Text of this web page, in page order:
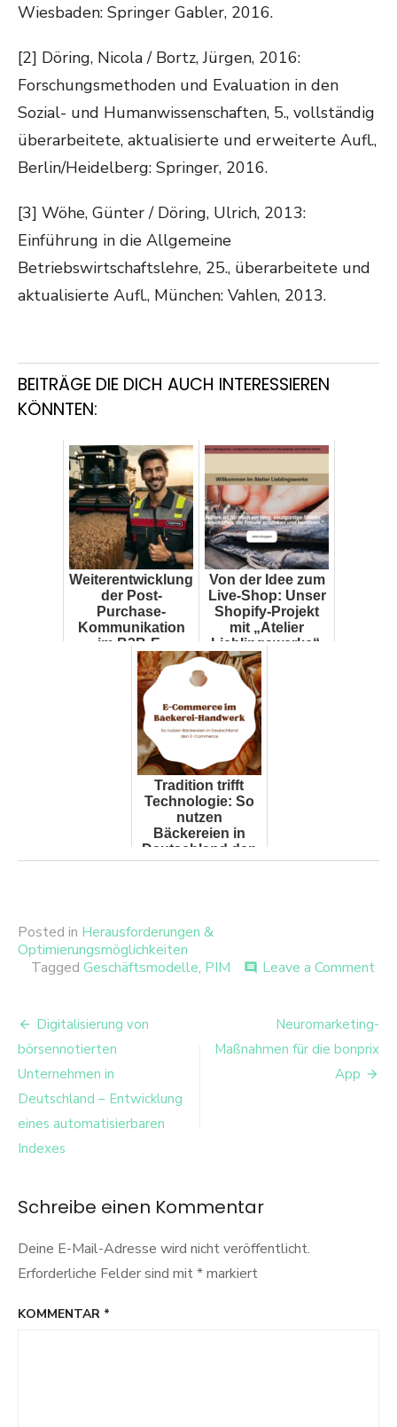
Wiesbaden: Springer Gabler, 2016.
[2] Döring, Nicola / Bortz, Jürgen, 2016:
Forschungsmethoden und Evaluation in den
Sozial- und Humanwissenschaften, 5., vollständig
überarbeitete, aktualisierte und erweiterte Aufl.,
Berlin/Heidelberg: Springer, 2016.
[3] Wöhe, Günter / Döring, Ulrich, 2013:
Einführung in die Allgemeine
Betriebswirtschaftslehre, 25., überarbeitete und
aktualisierte Aufl., München: Vahlen, 2013.
BEITRÄGE DIE DICH AUCH INTERESSIEREN
KÖNNTEN:
Weiterentwicklung
der Post-
Purchase-
Kommunikation
im B2B-E-
Commerce:
Einblicke in die
Strategie von ...
Von der Idee zum
Live-Shop: Unser
Shopify-Projekt
mit „Atelier
Lieblingswerke“
Tradition trifft
Technologie: So
nutzen
Bäckereien in
Deutschland den
E-Commerce
Posted in Herausforderungen &
Optimierungsmöglichkeiten
Tagged Geschäftsmodelle, PIM comment Leave a Commenton
E-
Beitrags-
Navigation
Digitalisierung von
börsennotierten
Unternehmen in
Deutschland – Entwicklung
eines automatisierbaren
Indexes
Neuromarketing-
Maßnahmen für die bonprix
App
Schreibe einen Kommentar
Deine E-Mail-Adresse wird nicht veröffentlicht.
Erforderliche Felder sind mit*markiert
KOMMENTAR *